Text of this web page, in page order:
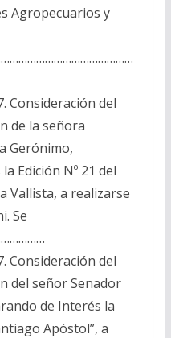
Agropecuarios y
Consideración del
de la señora
Gerónimo,
Edición Nº 21 del
Vallista, a realizarse
Se
Consideración del
del señor Senador
de Interés la
Apóstol”, a